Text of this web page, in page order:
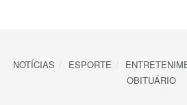
NOTÍCIAS ESPORTE
OBITUÁRIO